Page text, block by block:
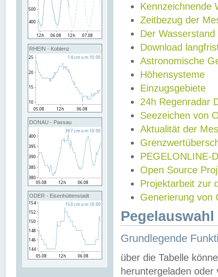
RHEIN - Koblenz
DONAU - Passau
ODER - Eisenhüttenstadt
Kennzeichnende
Zeitbezug der
Der Wasserstand
Download
Astronomische
Höhensysteme
Einzugsgebiete
24h Regenradar
Seezeichen von
Aktualität der
PEGELONLINE-
Open Source
Projektarbeit zur
Generierung von
Grundlegende
über die Tabelle
heruntergeladen oder